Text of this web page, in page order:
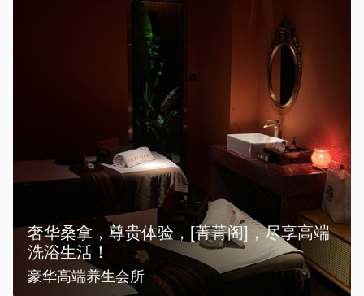
奢华桑拿，尊贵体验，[菁菁阁]，尽享高端
洗浴生活！
豪华高端养生会所